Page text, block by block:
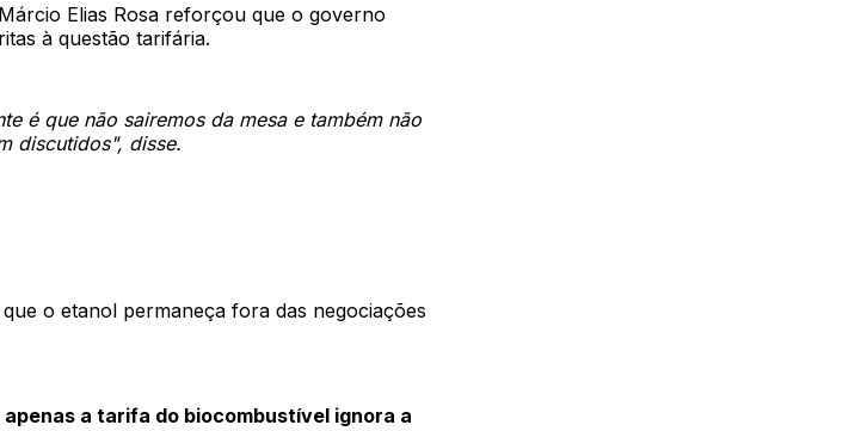
Elias Rosa reforçou que o governo
à questão tarifária.
é que não sairemos da mesa e também não
discutidos", disse.
o etanol permaneça fora das negociações
a tarifa do biocombustível ignora a